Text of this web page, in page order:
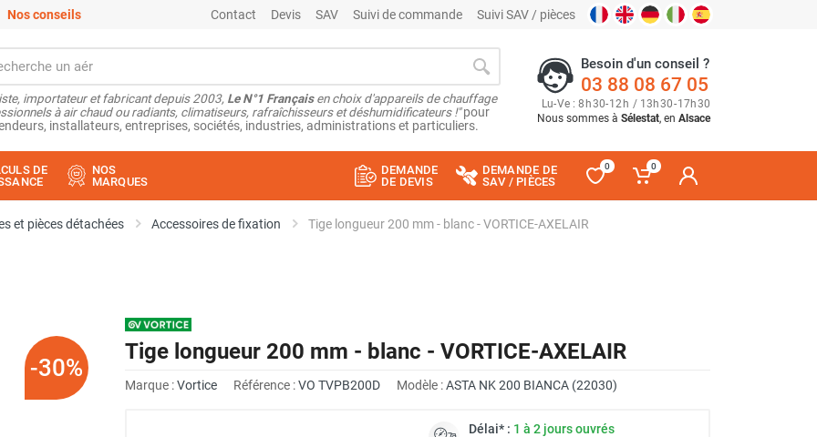
Nos conseils Contact Devis SAV Suivi de commande Suivi SAV / pièces
importateur et fabricant depuis 2003, Le N°1 Françaisen choix d'appareils de chauffage
à air chaud ou radiants, climatiseurs, rafraîchisseurs et déshumidificateurs !"pour
installateurs, entreprises, sociétés, industries, administrations et particuliers.
Besoin d'un conseil ?
03 88 08 67 05
Lu-Ve : 8h30-12h / 13h30-17h30
Nous sommes à Sélestat, en Alsace
DE
NOS
MARQUES
DEMANDE
DE DEVIS
DEMANDE DE
SAV / PIÈCES
0 0
et pièces détachées Accessoires de fixation Tige longueur 200 mm - blanc - VORTICE-AXELAIR
-30%
Tige longueur 200 mm - blanc - VORTICE-AXELAIR
Marque :Vortice Référence :VO TVPB200D Modèle :ASTA NK 200 BIANCA (22030)
Délai* : 1 à 2 jours ouvrés